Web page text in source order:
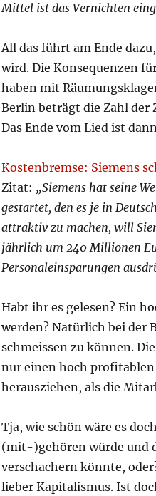
Mittel ist das Vernichten
All das führt am Ende
wird. Die Konsequenzen
haben mit
Berlin beträgt die Zahl der
Das Ende vom Lied ist
Kostenbremse: Siemens
Zitat: „Siemens hat seine
gestartet, den es je in
attraktiv zu machen, will
jährlich um 240 Millionen
Personaleinsparungen
Habt ihr es gelesen? Ein
werden? Natürlich bei der
schmeissen zu können.
nur einen hoch
herausziehen, als die
Tja, wie schön wäre es
(mit-)gehören würde und
verschachern könnte,
lieber Kapitalismus. Ist